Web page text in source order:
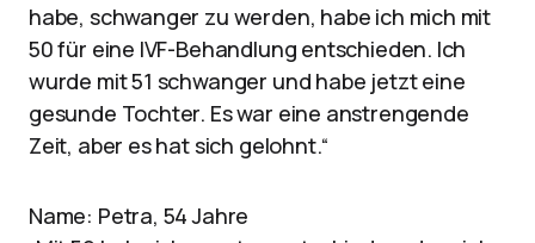
habe, schwanger zu werden, habe ich mich mit
50 für eine IVF-Behandlung entschieden. Ich
wurde mit 51 schwanger und habe jetzt eine
gesunde Tochter. Es war eine anstrengende
Zeit, aber es hat sich gelohnt.“
Name: Petra, 54 Jahre